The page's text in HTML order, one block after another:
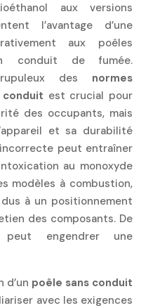
aux versions
l’avantage d’une
aux poêles
conduit de fumée.
des normes
conduit est crucial pour
des occupants, mais
et sa durabilité
peut entraîner
au monoxyde
modèles à combustion,
à un positionnement
des composants. De
engendrer une
d’un poêle sans conduit
avec les exigences